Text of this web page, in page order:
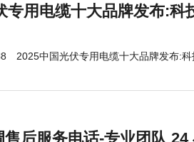
专用电缆十大品牌发布:科
​2025中国光伏专用电缆十大品牌发布:
售后服务电话-专业团队 24